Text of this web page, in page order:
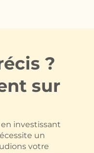
?
sur
investissant
un
votre